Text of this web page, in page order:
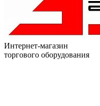
Интернет-магазин
торгового оборудования